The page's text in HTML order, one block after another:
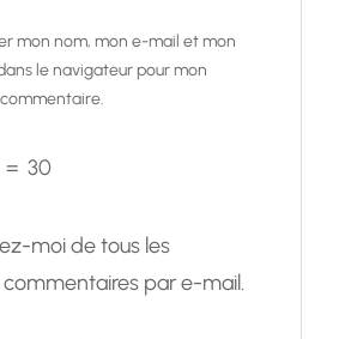
mon nom, mon e-mail et mon
le navigateur pour mon
= 30
moi de tous les
par e-mail.